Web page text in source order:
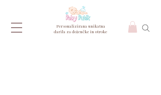
Personalizirana unikatna
darila za dojenčke in otroke